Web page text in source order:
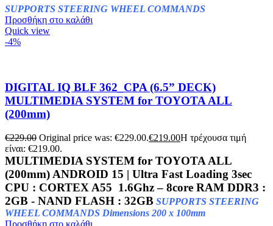
SUPPORTS STEERING WHEEL COMMANDS
Προσθήκη στο καλάθι
Quick view
-4%
DIGITAL IQ BLF 362_CPA (6.5” DECK)
MULTIMEDIA SYSTEM for TOYOTA ALL
(200mm)
€229.00 Original price was: €229.00.€219.00Η τρέχουσα τιμή
είναι: €219.00.
MULTIMEDIA SYSTEM for TOYOTA ALL
(200mm) ANDROID 15 | Ultra Fast Loading 3sec
CPU : CORTEX A55 1.6Ghz – 8core RAM DDR3 :
2GB - NAND FLASH : 32GB SUPPORTS STEERING
WHEEL COMMANDS Dimensions 200 x 100mm
Προσθήκη στο καλάθι